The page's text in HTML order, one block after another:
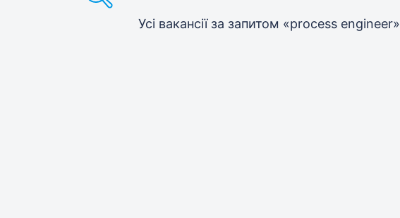
Усі вакансії за запитом «process engineer»